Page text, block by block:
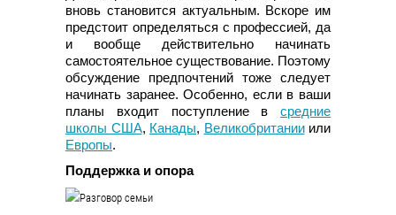
вновь становится актуальным. Вскоре им
предстоит определяться с профессией, да
и вообще действительно начинать
самостоятельное существование. Поэтому
обсуждение предпочтений тоже следует
начинать заранее. Особенно, если в ваши
планы входит поступление в средние
школы США, Канады, Великобританииили
Европы.
Поддержка и опора